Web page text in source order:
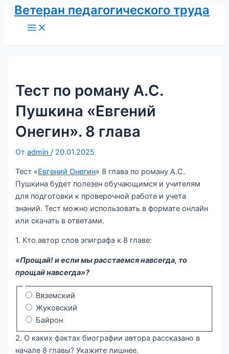
Перейти
Ветеран педагогического труда
Main
Menu
Тест по роману А.С.
Пушкина «Евгений
Онегин». 8 глава
Отadmin/ 20.01.2025
Тест «Евгений Онегин» 8 глава по роману А.С.
Пушкина будет полезен обучающимся и учителям
для подготовки к проверочной работе и учета
знаний. Тест можно использовать в формате онлайн
или скачать в ответами.
1. Кто автор слов эпиграфа к 8 главе:
«Прощай! и если мы расстаемся навсегда, то
прощай навсегда»?
Вяземский
Жуковский
Байрон
2. О каких фактах биографии автора рассказано в
начале 8 главы? Укажите лишнее.